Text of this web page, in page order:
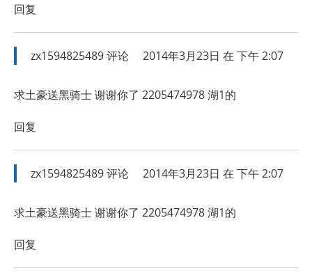
回复
zx1594825489评论 2014年3月23日 在 下午 2:07
求土豪送黑骑士 谢谢你了 2205474978 湖1的
回复
zx1594825489评论 2014年3月23日 在 下午 2:07
求土豪送黑骑士 谢谢你了 2205474978 湖1的
回复